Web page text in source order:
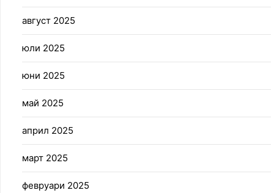
август 2025
юли 2025
юни 2025
май 2025
април 2025
март 2025
февруари 2025